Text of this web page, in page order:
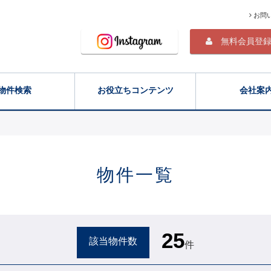
無料会員登録
お問
件検索 お役立ちコンテンツ 会社案
物件一覧
該当物件数 25件